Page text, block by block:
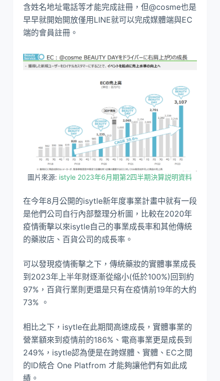
含姓名地址電話等才能完成註冊，但@cosme也是
早早就開始開放僅用LINE就可以完成媒體端與EC
端的會員註冊。
圖片來源: istyle 2023年6月期第2四半期決算説明資料
在今年8月公開的isytle新年度事業計畫中就有一段
是他們公司自行內部整理分析圖，比較在2020年
疫情衝擊以來isytle自己的事業成長率和其他傳統
的藥妝店、百貨公司的成長率。
可以發現疫情衝擊之下，傳統藥妝的實體事業成長
到2023年上半年財逐漸從縮小(低於100%)回到約
97%，百貨行業則更還是只有在疫情前19年的大約
73% 。
相比之下，isytle在此期間高速成長，實體事業的
營業額來到疫情前的186%、電商事業更是成長到
249%，isytle認為便是在跨媒體、實體、EC之間
的ID統合 One Platfrom 才能夠讓他們有如此成
績。